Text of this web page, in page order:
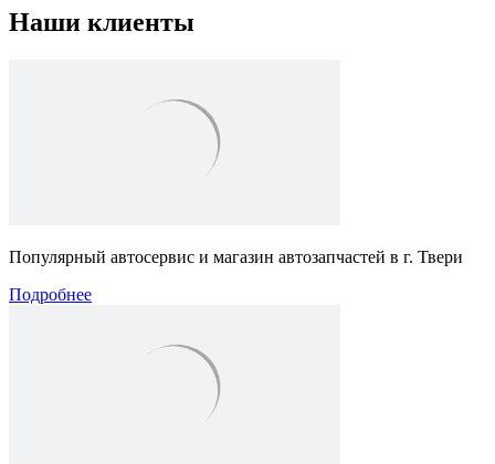
Наши клиенты
Популярный автосервис и магазин автозапчастей в г. Твери
Подробнее